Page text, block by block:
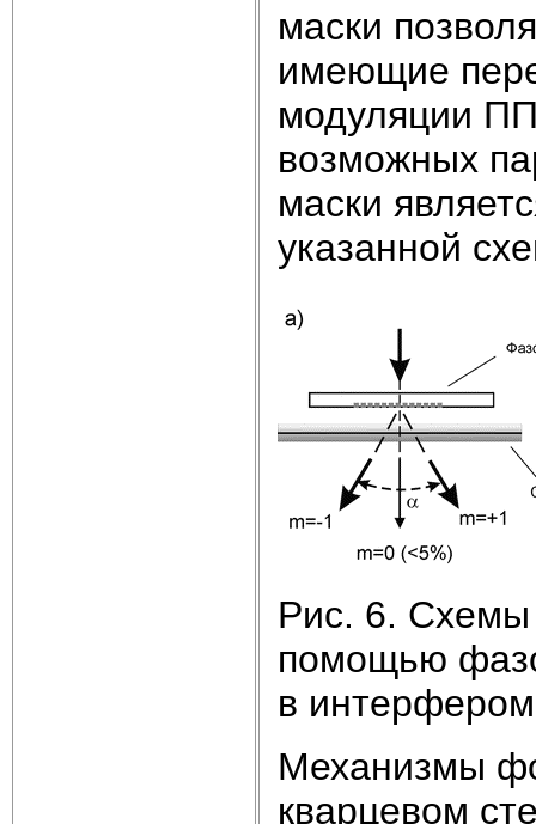
маски
имеющие
модуляции
возможных
маски
указанной
Рис. 6. Схемы
помощью
в
Механизмы
кварцевом